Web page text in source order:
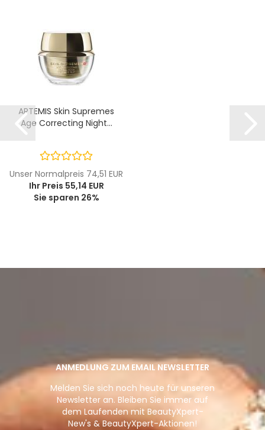
ARTEMIS Skin Supremes
Age Correcting Night...
Unser Normalpreis 74,51 EUR
Ihr Preis 55,14 EUR
Sie sparen 26%
ANMEDLUNG ZUM EMAIL NEWSLETTER
Melden Sie sich noch heute für unseren
Newsletter an. Bleiben Sie immer auf
dem Laufenden mit BeautyXpert-
New's & BeautyXpert-Aktionen!